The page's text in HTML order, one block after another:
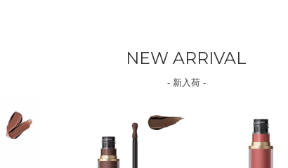
NEW ARRIVAL
- 新入荷 -